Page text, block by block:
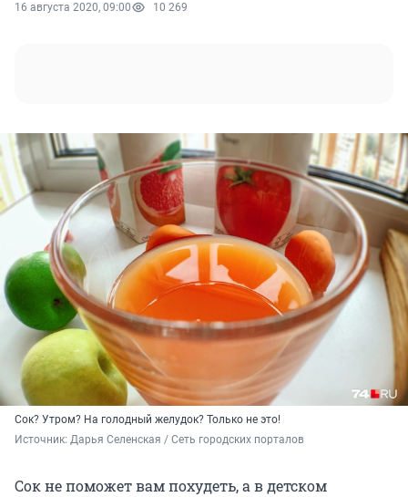
16 августа 2020, 09:00 10 269
Сок? Утром? На голодный желудок? Только не это!
Источник: Дарья Селенская / Сеть городских порталов
Сок не поможет вам похудеть, а в детском